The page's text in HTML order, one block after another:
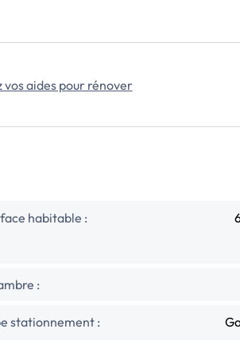
vos aides pour rénover
habitable :
:
stationnement :